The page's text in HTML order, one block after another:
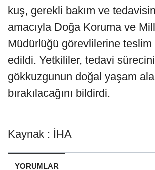
kuş, gerekli bakım ve
amacıyla Doğa Koruma ve
Müdürlüğü görevlilerine teslim
edildi. Yetkililer, tedavi
gökkuzgunun doğal yaşam
bırakılacağını bildirdi.
Kaynak : İHA
YORUMLAR